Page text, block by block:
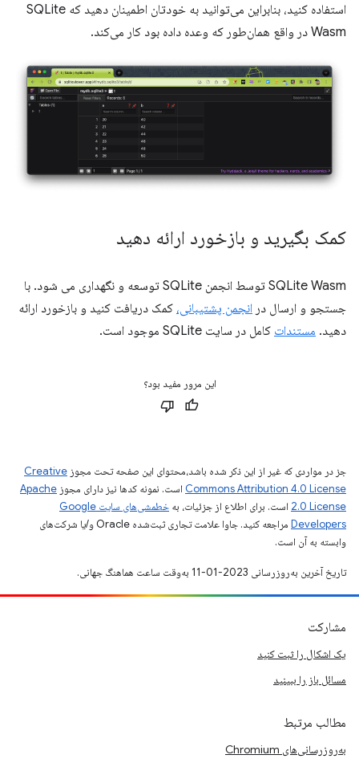
استفاده کنید، بنابراین می‌توانید به خودتان اطمینان دهید که SQLite
Wasm در واقع همان‌طور که وعده داده بود کار می‌کند.
کمک بگیرید و بازخورد ارائه دهید
SQLite Wasm توسط انجمن SQLite توسعه و نگهداری می شود. با
جستجو و ارسال در انجمن پشتیبانی، کمک دریافت کنید و بازخورد ارائه
دهید. مستندات کامل در سایت SQLite موجود است.
این مرور مفید بود؟
جز در مواردی که غیر از این ذکر شده باشد،‌محتوای این صفحه تحت مجوز Creative
Commons Attribution 4.0 License است. نمونه کدها نیز دارای مجوز Apache
2.0 License است. برای اطلاع از جزئیات، به
خطمشی‌های سایت Google
Developers‏
مراجعه کنید. جاوا علامت تجاری ثبت‌شده Oracle و/یا شرکت‌های
وابسته به آن است.
تاریخ آخرین به‌روزرسانی 2023-01-11 به‌وقت ساعت هماهنگ جهانی.
مشارکت
یک اشکال را ثبت کنید
مسائل باز را ببینید
مطالب مرتبط
به‌روزرسانی‌های Chromium